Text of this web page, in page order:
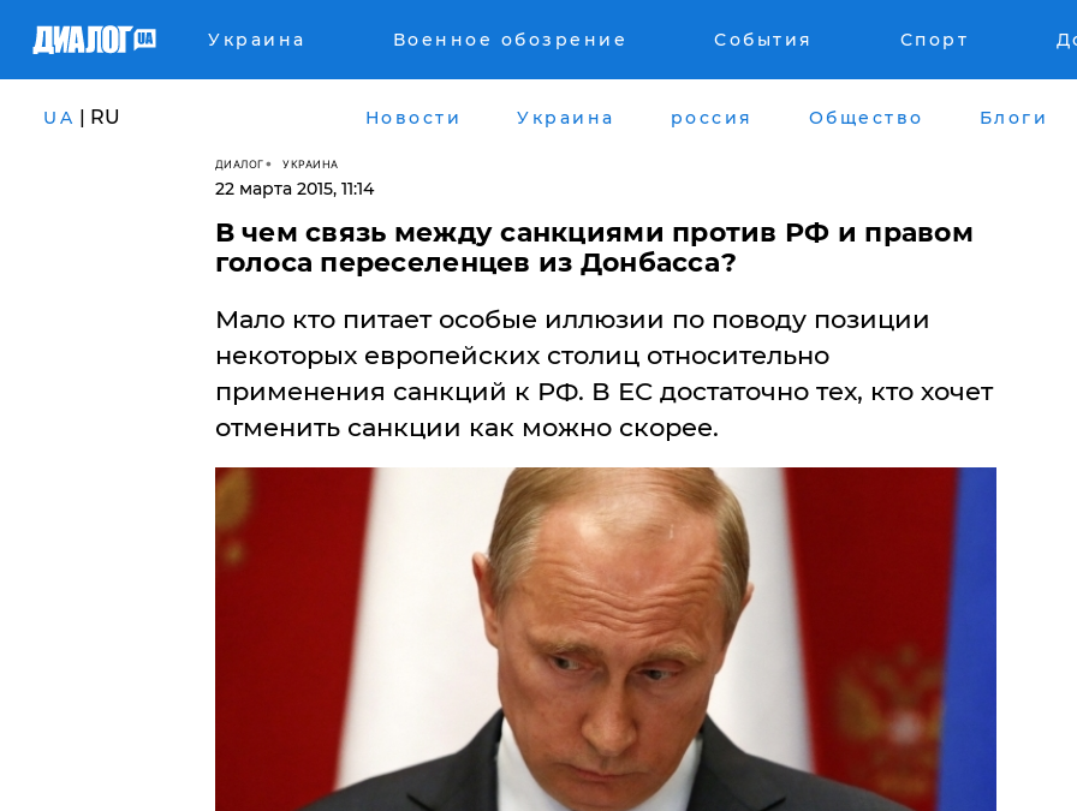
Украина Военное обозрение События Спорт
UA | RU Новости Украина россия Общество Блоги
ДИАЛОГ УКРАИНА
22 марта 2015, 11:14
В чем связь между санкциями против РФ и правом
голоса переселенцев из Донбасса?
Мало кто питает особые иллюзии по поводу позиции
некоторых европейских столиц относительно
применения санкций к РФ. В ЕС достаточно тех, кто хочет
отменить санкции как можно скорее.